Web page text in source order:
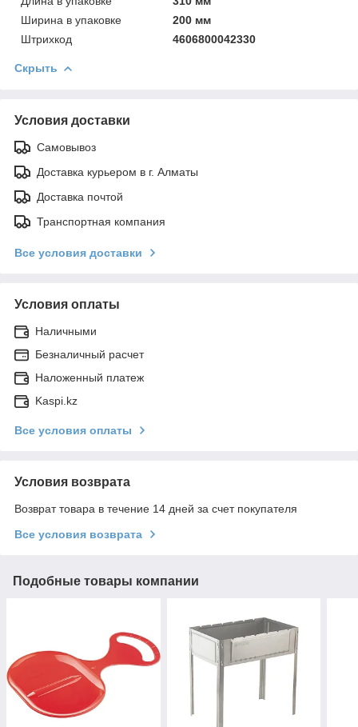
Ширинa в упаковке
200 мм
Штрихкод
4606800042330
Скрыть
Условия доставки
Самовывоз
Доставка курьером в г. Алматы
Доставка почтой
Транспортная компания
Все условия доставки
Условия оплаты
Наличными
Безналичный расчет
Наложенный платеж
Kaspi.kz
Все условия оплаты
Условия возврата
Возврат товара в течение 14 дней за счет покупателя
Все условия возврата
Подобные товары компании